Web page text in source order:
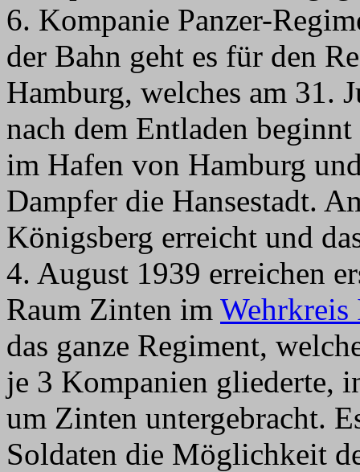
6. Kompanie Panzer-
der Bahn geht es für den
Hamburg, welches am 31.
nach dem Entladen
im Hafen von Hamburg
Dampfer die Hansestadt.
Königsberg erreicht und
4. August 1939 erreichen
Raum Zinten im Wehrkreis
das ganze Regiment,
je 3 Kompanien gliederte,
um Zinten untergebracht.
Soldaten die Möglichkeit